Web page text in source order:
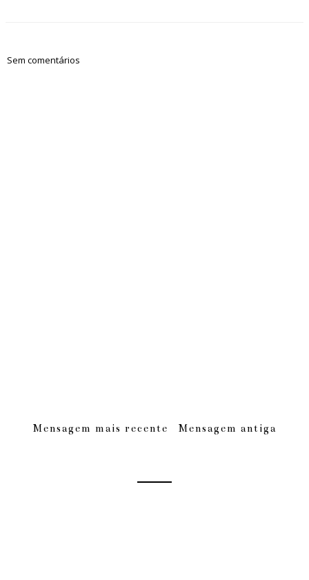
Sem comentários
Mensagem mais recente Mensagem antiga